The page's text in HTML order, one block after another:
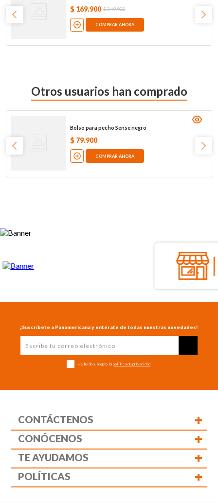
$ 169.900 $349.900
COMPRAR AHORA
Otros usuarios han comprado
Bolso para pecho Sense negro
$ 79.900
COMPRAR AHORA
¡Suscríbete a Panamericana y entérate de todas nuestras novedades!
He leído y acepto la política de privacidad
CONTÁCTENOS +
CONÓCENOS +
TE AYUDAMOS +
POLÍTICAS +